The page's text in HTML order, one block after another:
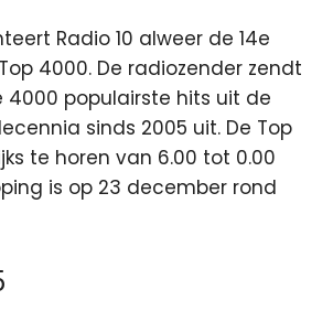
Radio 10 alweer de 14e
4000. De radiozender zendt
4000 populairste hits uit de
sinds 2005 uit. De Top
te horen van 6.00 tot 0.00
is op 23 december rond